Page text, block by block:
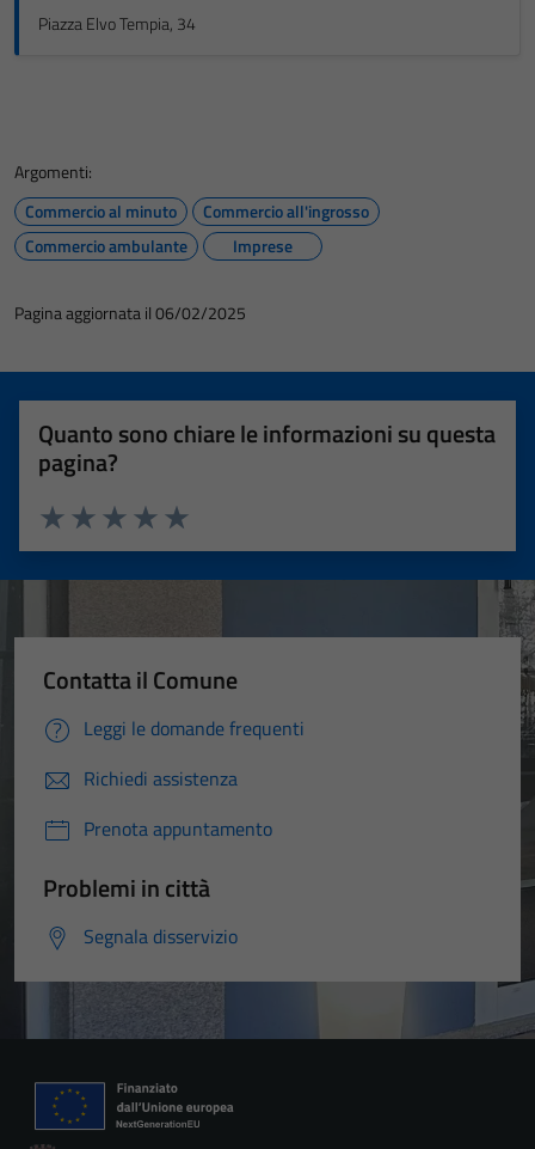
Piazza Elvo Tempia, 34
Argomenti:
Commercio al minuto
Commercio all'ingrosso
Commercio ambulante
Imprese
Pagina aggiornata il 06/02/2025
Quanto sono chiare le informazioni su questa
pagina?
Valuta 5 stelle su 5
Valuta 4 stelle su 5
Valuta 3 stelle su 5
Valuta 2 stelle su 5
Valuta 1 stelle su 5
Contatta il Comune
Leggi le domande frequenti
Richiedi assistenza
Prenota appuntamento
Problemi in città
Segnala disservizio